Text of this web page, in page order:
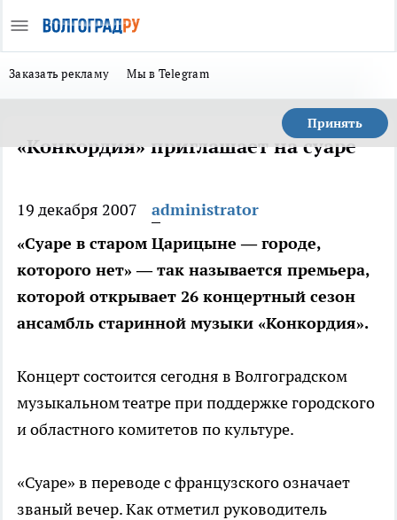
Заказать рекламу Мы в Telegram
Принять
«Конкордия» приглашает на суаре
19 декабря 2007
administrator
«Суаре в старом Царицыне — городе,
которого нет» — так называется премьера,
которой открывает 26 концертный сезон
ансамбль старинной музыки «Конкордия».
Концерт состоится сегодня в Волгоградском
музыкальном театре при поддержке городского
и областного комитетов по культуре.
«Суаре» в переводе с французского означает
званый вечер. Как отметил руководитель